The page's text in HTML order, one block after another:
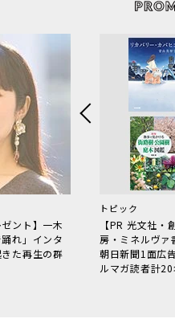
ント】一木
れ」インタ
た再生の群
トピック
【PR 光文社・
房・ミネルヴァ
朝日新聞1面広
ルマガ読者計20